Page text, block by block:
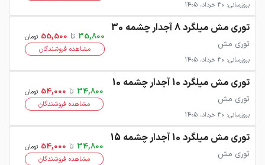
بروزرسانی: 30 خرداد، 1405
توری مش میلگرد 8 آجدار چشمه 30
توری مش
بروزرسانی: 30 خرداد، 1405
35,800 تا 55,500 تومان
مشاهده فروشندگان
توری مش میلگرد 10 آجدار چشمه 10
توری مش
بروزرسانی: 30 خرداد، 1405
34,800 تا 54,000 تومان
مشاهده فروشندگان
توری مش میلگرد 10 آجدار چشمه 15
توری مش
34,800 تا 54,000 تومان
مشاهده فروشندگان